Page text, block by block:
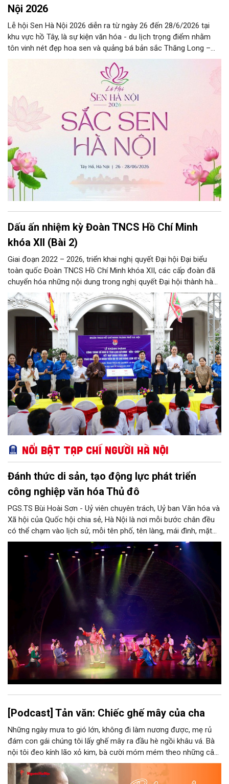
Nội 2026
Lễ hội Sen Hà Nội 2026 diễn ra từ ngày 26 đến 28/6/2026 tại
khu vực hồ Tây, là sự kiện văn hóa - du lịch trọng điểm nhằm
tôn vinh nét đẹp hoa sen và quảng bá bản sắc Thăng Long –
Hà Nội.
Dấu ấn nhiệm kỳ Đoàn TNCS Hồ Chí Minh
khóa XII (Bài 2)
Giai đoạn 2022 – 2026, triển khai nghị quyết Đại hội Đại biểu
toàn quốc Đoàn TNCS Hồ Chí Minh khóa XII, các cấp đoàn đã
chuyển hóa những nội dung trong nghị quyết Đại hội thành hành
động cụ thể và đạt được nhiều kết quả nổi bật.
Nổi bật Tạp chí Người Hà Nội
Đánh thức di sản, tạo động lực phát triển
công nghiệp văn hóa Thủ đô
PGS.TS Bùi Hoài Sơn - Uỷ viên chuyên trách, Uỷ ban Văn hóa và
Xã hội của Quốc hội chia sẻ, Hà Nội là nơi mỗi bước chân đều
có thể chạm vào lịch sử, mỗi tên phố, tên làng, mái đình, mặt
hồ, nếp nhà, câu hát, món ăn, làn điệu, nghề thủ công đều có
thể kể một câu chuyện về chiều sâu văn hiến của dân tộc.
Nhưng trong kỷ nguyên mới, câu hỏi đặt ra không chỉ Hà Nội có
bao nhiêu di sản, bao nhiêu văn nghệ sĩ, trí thức, không gian ký
ức, mà là làm thế nào để những giá trị ấy trở thành nguồn lực
phát triển, thành sức mạnh mềm, thành động lực sáng tạo,
thành năng lực cạnh tranh của Thủ đô.
[Podcast] Tản văn: Chiếc ghế mây của cha
Những ngày mưa to gió lớn, không đi làm nương được, mẹ rủ
đám con gái chúng tôi lấy ghế mây ra đầu hè ngồi khâu vá. Bà
nội tôi đeo kính lão xỏ kim, bà cười móm mém theo những câu
chuyện kể tếu táo của đám trẻ chúng tôi. Chiếc ghế mây phát
ra âm thanh kin kít chịu đựng sức nặng cơ thể con người theo